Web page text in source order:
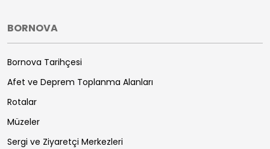
BORNOVA
Bornova Tarihçesi
Afet ve Deprem Toplanma Alanları
Rotalar
Müzeler
Sergi ve Ziyaretçi Merkezleri